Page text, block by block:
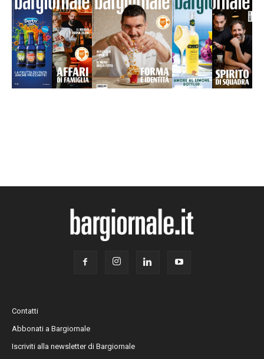
Contatti
Abbonati a Bargiornale
Iscriviti alla newsletter di Bargiornale